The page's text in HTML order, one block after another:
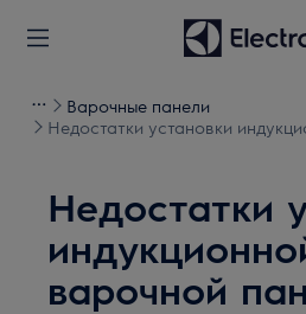
Варочные панели
Недостатки установки
Недостатки
варочной